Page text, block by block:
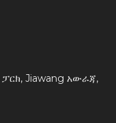
Jiawang አውራጃ,